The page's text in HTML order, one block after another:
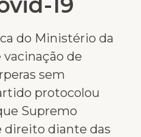
do Ministério da
vacinação de
sem
protocolou
Supremo
direito diante das